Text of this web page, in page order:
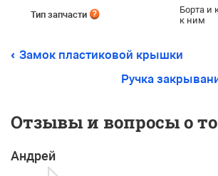
Тип запчасти
Борта и
к ним
Замок пластиковой крышки
Ручка
Отзывы и вопросы о
Андрей